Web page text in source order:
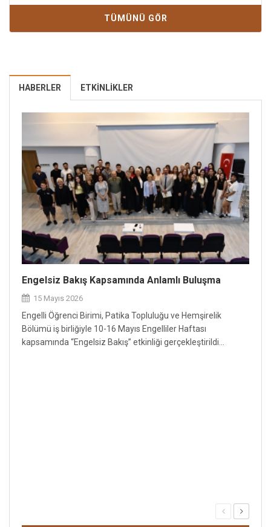
TÜMÜNÜ GÖR
HABERLER ETKINLIKLER
Engelsiz Bakış Kapsamında Anlamlı Buluşma
15 Mayıs 2026
Engelli Öğrenci Birimi, Patika Topluluğu ve Hemşirelik
Bölümü iş birliğiyle 10-16 Mayıs Engelliler Haftası
kapsamında “Engelsiz Bakış” etkinliği gerçekleştirildi...